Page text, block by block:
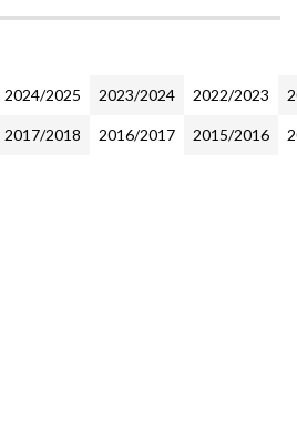
2024/2025 2023/2024 2022/2023
2017/2018 2016/2017 2015/2016